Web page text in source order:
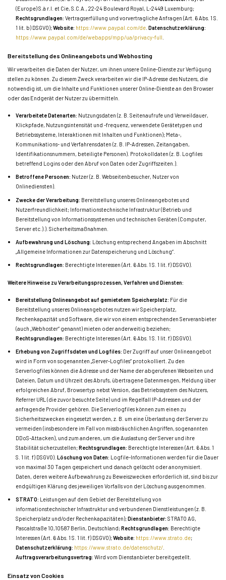
(Europe) S.à r.l. et Cie, S.C.A., 22-24 Boulevard Royal, L-2449 Luxemburg;
Rechtsgrundlagen: Vertragserfüllung und vorvertragliche Anfragen (Art. 6 Abs. 1 S.
1 lit. b) DSGVO);Website: https://www.paypal.com/de. Datenschutzerklärung:
https://www.paypal.com/de/webapps/mpp/ua/privacy-full
Bereitstellung des Onlineangebots und Webhosting
Wir verarbeiten die Daten der Nutzer, um ihnen unsere Online-Dienste zur Verfügung
stellen zu können. Zu diesem Zweck verarbeiten wir die IP-Adresse des Nutzers, die
notwendig ist, um die Inhalte und Funktionen unserer Online-Dienste an den Browser
oder das Endgerät der Nutzer zu übermitteln.
Verarbeitete Datenarten: Nutzungsdaten (z. B. Seitenaufrufe und Verweildauer,
Klickpfade, Nutzungsintensität und -frequenz, verwendete Gerätetypen und
Betriebssysteme, Interaktionen mit Inhalten und Funktionen); Meta-,
Kommunikations- und Verfahrensdaten (z. B. IP-Adressen, Zeitangaben,
Identifikationsnummern, beteiligte Personen). Protokolldaten (z. B. Logfiles
betreffend Logins oder den Abruf von Daten oder Zugriffszeiten.).
Betroffene Personen: Nutzer (z. B. Webseitenbesucher, Nutzer von
Onlinediensten).
Zwecke der Verarbeitung: Bereitstellung unseres Onlineangebotes und
Nutzerfreundlichkeit; Informationstechnische Infrastruktur (Betrieb und
Bereitstellung von Informationssystemen und technischen Geräten (Computer,
Server etc.).). Sicherheitsmaßnahmen.
Aufbewahrung und Löschung: Löschung entsprechend Angaben im Abschnitt
„Allgemeine Informationen zur Datenspeicherung und Löschung“.
Rechtsgrundlagen: Berechtigte Interessen (Art. 6 Abs. 1 S. 1 lit. f) DSGVO).
Weitere Hinweise zu Verarbeitungsprozessen, Verfahren und Diensten:
Bereitstellung Onlineangebot auf gemietetem Speicherplatz: Für die
Bereitstellung unseres Onlineangebotes nutzen wir Speicherplatz,
Rechenkapazität und Software, die wir von einem entsprechenden Serveranbieter
(auch „Webhoster“ genannt) mieten oder anderweitig beziehen;
Rechtsgrundlagen: Berechtigte Interessen (Art. 6 Abs. 1 S. 1 lit. f) DSGVO).
Erhebung von Zugriffsdaten und Logfiles: Der Zugriff auf unser Onlineangebot
wird in Form von sogenannten „Server-Logfiles“ protokolliert. Zu den
Serverlogfiles können die Adresse und der Name der abgerufenen Webseiten und
Dateien, Datum und Uhrzeit des Abrufs, übertragene Datenmengen, Meldung über
erfolgreichen Abruf, Browsertyp nebst Version, das Betriebssystem des Nutzers,
Referrer URL (die zuvor besuchte Seite) und im Regelfall IP-Adressen und der
anfragende Provider gehören. Die Serverlogfiles können zum einen zu
Sicherheitszwecken eingesetzt werden, z. B. um eine Überlastung der Server zu
vermeiden (insbesondere im Fall von missbräuchlichen Angriffen, sogenannten
DDoS-Attacken), und zum anderen, um die Auslastung der Server und ihre
Stabilität sicherzustellen;Rechtsgrundlagen: Berechtigte Interessen (Art. 6 Abs. 1
S. 1 lit. f) DSGVO). Löschung von Daten: Logfile-Informationen werden für die Dauer
von maximal 30 Tagen gespeichert und danach gelöscht oder anonymisiert.
Daten, deren weitere Aufbewahrung zu Beweiszwecken erforderlich ist, sind bis zur
endgültigen Klärung des jeweiligen Vorfalls von der Löschung ausgenommen.
STRATO: Leistungen auf dem Gebiet der Bereitstellung von
informationstechnischer Infrastruktur und verbundenen Dienstleistungen (z. B.
Speicherplatz und/oder Rechenkapazitäten);Dienstanbieter: STRATO AG,
Pascalstraße 10,10587 Berlin, Deutschland;Rechtsgrundlagen: Berechtigte
Interessen (Art. 6 Abs. 1 S. 1 lit. f) DSGVO);Website: https://www.strato.de;
Datenschutzerklärung: https://www.strato.de/datenschutz/.
Auftragsverarbeitungsvertrag: Wird vom Dienstanbieter bereitgestellt.
Einsatz von Cookies